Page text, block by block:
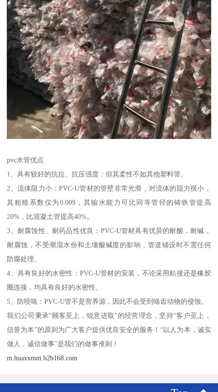
pvc水管优点
1、具有较好的抗拉、抗压强度：但其柔性不如其他塑料管。
2、流体阻力小：PVC-U管材的管壁非常光滑，对流体的阻力很小，
其粗糙系数仅为0.009，其输水能力可比同等管径的铸铁管提高
20%，比混凝土管提高40%。
3、耐腐蚀性、耐药品性优良：PVC-U管材具有优异的耐酸，耐碱，
耐腐蚀，不受潮湿水份和土壤酸碱度的影响，管道铺设时不需任何
防腐处理。
4、具有良好的水密性：PVC-U管材的安装，不论采用粘接还是橡胶
圈连接，均具有良好的水密性。
5、防咬啮：PVC-U管不是营养源，因此不会受到啮齿动物的侵蚀。
我们公司秉承“顾客至上，锐意进取”的经营理念，坚持“客户至上，
信誉为本”的原则为广大客户提供优良安全的服务！“以人为本，诚实
做人，诚信做事”是我们的做事准则！
m.huaxxmm.b2b168.com